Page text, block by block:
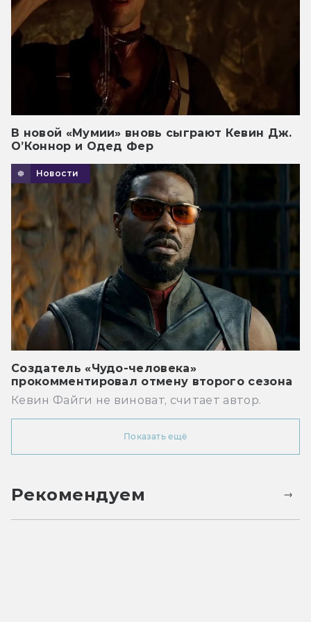
В новой «Мумии» вновь сыграют Кевин Дж.
О’Коннор и Одед Фер
Новости
Создатель «Чудо-человека»
прокомментировал отмену второго сезона
Кевин Файги не виноват, считает автор.
Показать ещё
Рекомендуем